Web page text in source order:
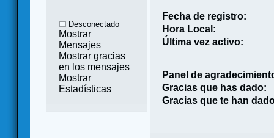
Desconectado
Mostrar
Mensajes
Mostrar gracias
en los mensajes
Mostrar
Estadísticas
Fecha de registro:
Hora Local:
Última vez activo:
Panel de
Gracias que has dado:
Gracias que te han